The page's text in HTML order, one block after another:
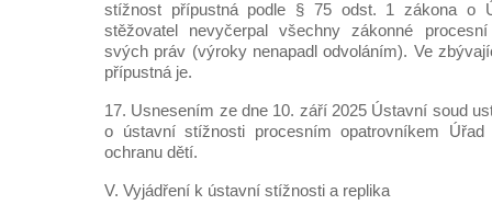
stížnost přípustná podle § 75 odst. 1 zákona o
stěžovatel nevyčerpal všechny zákonné
svých práv (výroky nenapadl odvoláním). Ve
přípustná je.
17. Usnesením ze dne 10. září 2025 Ústavní soud
o ústavní stížnosti procesním opatrovníkem Úřad
ochranu dětí.
V. Vyjádření k ústavní stížnosti a replika